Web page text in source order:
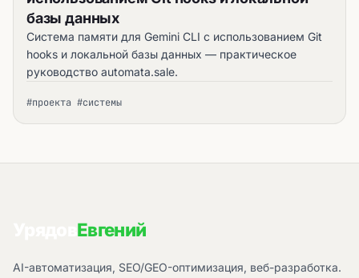
базы данных
Система памяти для Gemini CLI с использованием Git
hooks и локальной базы данных — практическое
руководство automata.sale.
#проекта #системы
Евгений
AI-автоматизация, SEO/GEO-оптимизация, веб-разработка.